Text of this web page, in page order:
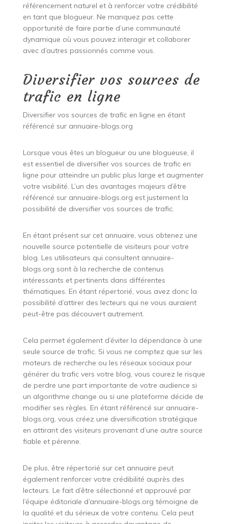
référencement naturel et à renforcer votre crédibilité
en tant que blogueur. Ne manquez pas cette
opportunité de faire partie d’une communauté
dynamique où vous pouvez interagir et collaborer
avec d’autres passionnés comme vous.
Diversifier vos sources de
trafic en ligne
Diversifier vos sources de trafic en ligne en étant
référencé sur annuaire-blogs.org
Lorsque vous êtes un blogueur ou une blogueuse, il
est essentiel de diversifier vos sources de trafic en
ligne pour atteindre un public plus large et augmenter
votre visibilité. L’un des avantages majeurs d’être
référencé sur annuaire-blogs.org est justement la
possibilité de diversifier vos sources de trafic.
En étant présent sur cet annuaire, vous obtenez une
nouvelle source potentielle de visiteurs pour votre
blog. Les utilisateurs qui consultent annuaire-
blogs.org sont à la recherche de contenus
intéressants et pertinents dans différentes
thématiques. En étant répertorié, vous avez donc la
possibilité d’attirer des lecteurs qui ne vous auraient
peut-être pas découvert autrement.
Cela permet également d’éviter la dépendance à une
seule source de trafic. Si vous ne comptez que sur les
moteurs de recherche ou les réseaux sociaux pour
générer du trafic vers votre blog, vous courez le risque
de perdre une part importante de votre audience si
un algorithme change ou si une plateforme décide de
modifier ses règles. En étant référencé sur annuaire-
blogs.org, vous créez une diversification stratégique
en attirant des visiteurs provenant d’une autre source
fiable et pérenne.
De plus, être répertorié sur cet annuaire peut
également renforcer votre crédibilité auprès des
lecteurs. Le fait d’être sélectionné et approuvé par
l’équipe éditoriale d’annuaire-blogs.org témoigne de
la qualité et du sérieux de votre contenu. Cela peut